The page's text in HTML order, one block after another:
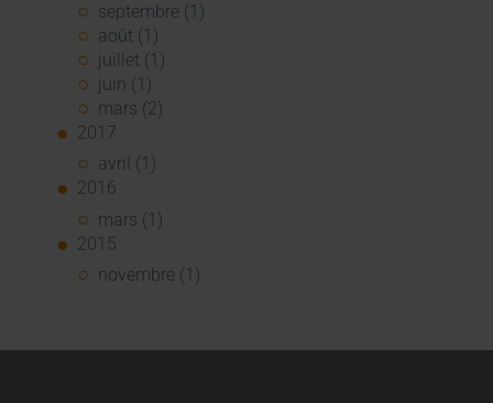
septembre (1)
août (1)
juillet (1)
juin (1)
mars (2)
2017
avril (1)
2016
mars (1)
2015
novembre (1)